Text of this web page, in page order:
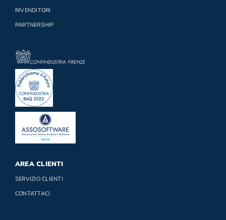
RIVENDITORI
PARTNERSHIP
AREA CLIENTI
SERVIZIO CLIENTI
CONTATTACI